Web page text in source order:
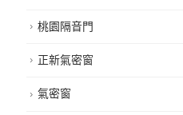
桃園隔音門
正新氣密窗
氣密窗